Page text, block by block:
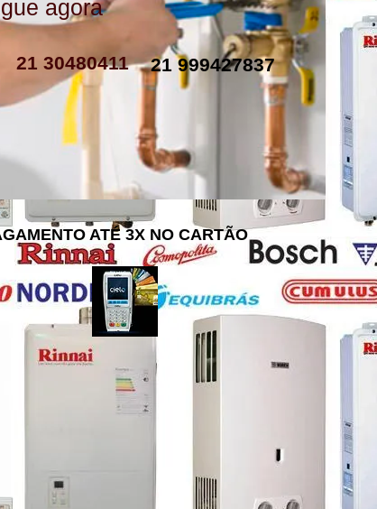
resistencia de boiler eletrico
resistencia eletrica boiler
resistencia para boiler preço
resistencia boiler komeco
agora
21 30480411 21 999427837
ATÉ 3X NO CARTÃO